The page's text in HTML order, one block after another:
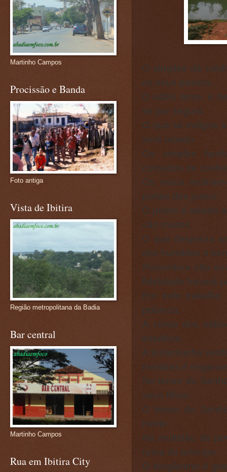
O simples dá
os seus passos.
O sábio teme, e
se por seguro.
O que se indigna
será odiado.
Os simples
coroados de
Os maus
portas dos justos.
O pobre é odiado
são muitos.
O que despreza
dos humildes é
Porventura não
fidelidade haverá
Em todo
pobreza.
A coroa dos
estultícia.
A testemunha
mentiras é
No temor do
seus filhos.
O temor do
morte.
Na multidão do
ruína do príncipe.
O longânimo é
Martinho Campos
Procissão e Banda
Foto antiga
Vista de Ibitira
Região metropolitana da Badia
Bar central
Martinho Campos
Rua em Ibitira City